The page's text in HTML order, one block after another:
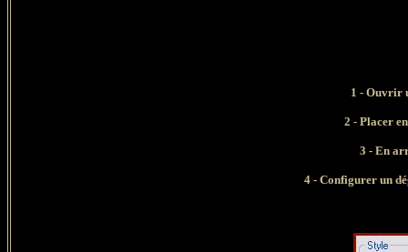
1 - Ouvrir
2 - Placer
3 - En
4 - Configurer un